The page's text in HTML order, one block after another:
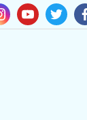
facebook
twitter